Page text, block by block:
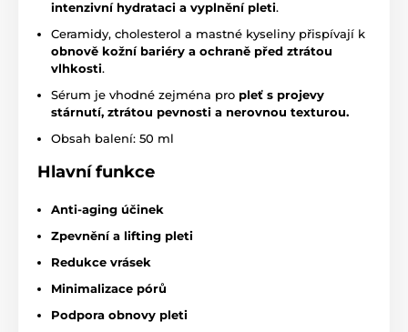
intenzivní hydrataci a vyplnění pleti.
Ceramidy, cholesterol a mastné kyseliny přispívají k
obnově kožní bariéry a ochraně před ztrátou
vlhkosti.
Sérum je vhodné zejména pro pleť s projevy
stárnutí, ztrátou pevnosti a nerovnou texturou.
Obsah balení: 50 ml
Hlavní funkce
Anti-aging účinek
Zpevnění a lifting pleti
Redukce vrásek
Minimalizace pórů
Podpora obnovy pleti